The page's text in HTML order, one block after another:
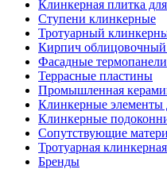
Клинкерная плитка
Ступени клинкерные
Тротуарный
Кирпич
Фасадные термопанели
Террасные пластины
Промышленная
Клинкерные элементы
Клинкерные
Сопутствующие
Тротуарная
Бренды